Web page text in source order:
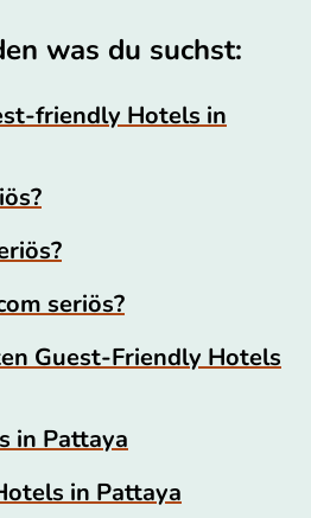
was du suchst:
friendly Hotels in
seriös?
Guest-Friendly Hotels
in Pattaya
in Pattaya